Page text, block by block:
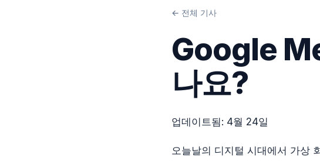
← 전체 기사
Google
나요?
업데이트됨: 4월 24일
오늘날의 디지털 시대에서 가상